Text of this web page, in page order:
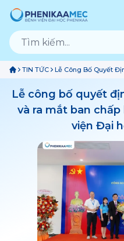
TIN TỨC
Lễ Công Bố Quyết
Ban Chấp Hành
Lễ công bố quyết
và ra mắt ban
viện Đại